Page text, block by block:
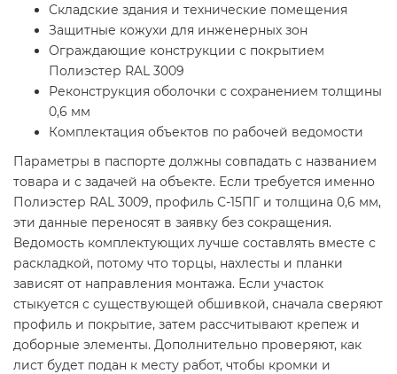
Складские здания и технические помещения
Защитные кожухи для инженерных зон
Ограждающие конструкции с покрытием
Полиэстер RAL 3009
Реконструкция оболочки с сохранением толщины
0,6 мм
Комплектация объектов по рабочей ведомости
Параметры в паспорте должны совпадать с названием
товара и с задачей на объекте. Если требуется именно
Полиэстер RAL 3009, профиль С-15ПГ и толщина 0,6 мм,
эти данные переносят в заявку без сокращения.
Ведомость комплектующих лучше составлять вместе с
раскладкой, потому что торцы, нахлесты и планки
зависят от направления монтажа. Если участок
стыкуется с существующей обшивкой, сначала сверяют
профиль и покрытие, затем рассчитывают крепеж и
доборные элементы. Дополнительно проверяют, как
лист будет подан к месту работ, чтобы кромки и